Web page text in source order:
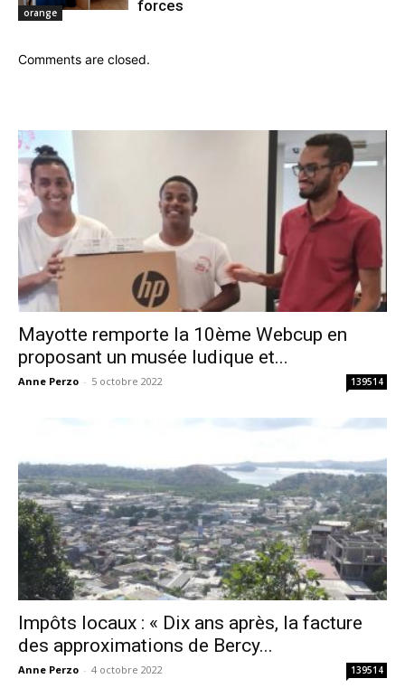
orange
forces
Comments are closed.
Mayotte remporte la 10ème Webcup en
proposant un musée ludique et...
Anne Perzo - 5 octobre 2022 139514
Impôts locaux : « Dix ans après, la facture
des approximations de Bercy...
Anne Perzo - 4 octobre 2022 139514